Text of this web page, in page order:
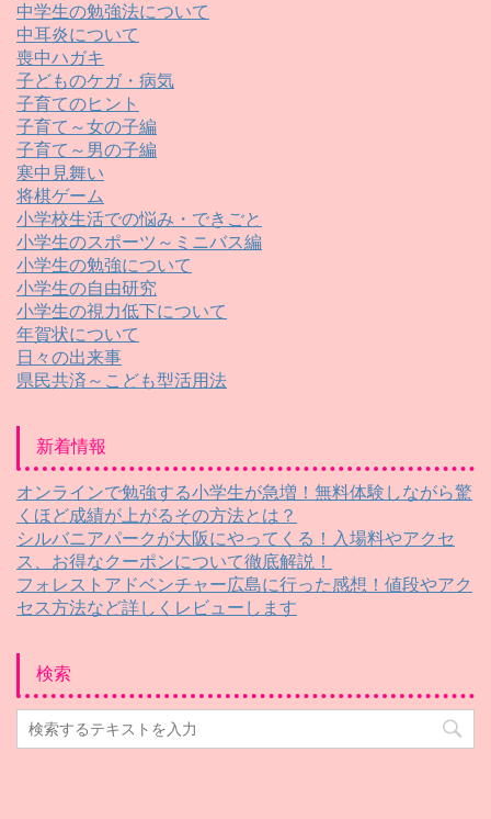
中学生の勉強法について
中耳炎について
喪中ハガキ
子どものケガ・病気
子育てのヒント
子育て～女の子編
子育て～男の子編
寒中見舞い
将棋ゲーム
小学校生活での悩み・できごと
小学生のスポーツ～ミニバス編
小学生の勉強について
小学生の自由研究
小学生の視力低下について
年賀状について
日々の出来事
県民共済～こども型活用法
新着情報
オンラインで勉強する小学生が急増！無料体験しながら驚
くほど成績が上がるその方法とは？
シルバニアパークが大阪にやってくる！入場料やアクセ
ス、お得なクーポンについて徹底解説！
フォレストアドベンチャー広島に行った感想！値段やアク
セス方法など詳しくレビューします
検索